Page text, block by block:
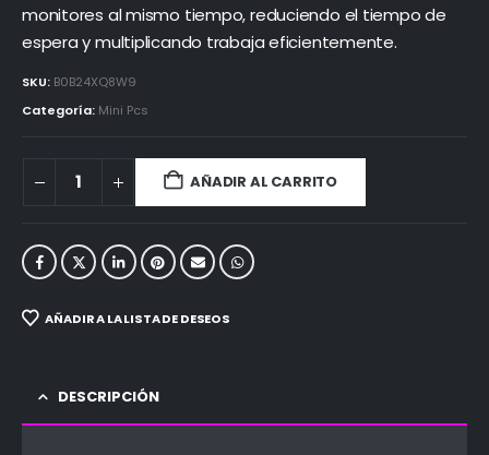
monitores al mismo tiempo, reduciendo el tiempo de
espera y multiplicando trabaja eficientemente.
SKU: B0B24XQ8W9
Categoría: Mini Pcs
AÑADIR AL CARRITO
AÑADIR A LA LISTA DE DESEOS
DESCRIPCIÓN